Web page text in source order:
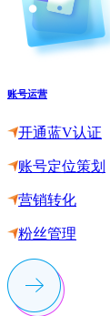
账号运营
开通蓝V认证
账号定位策划
营销转化
粉丝管理